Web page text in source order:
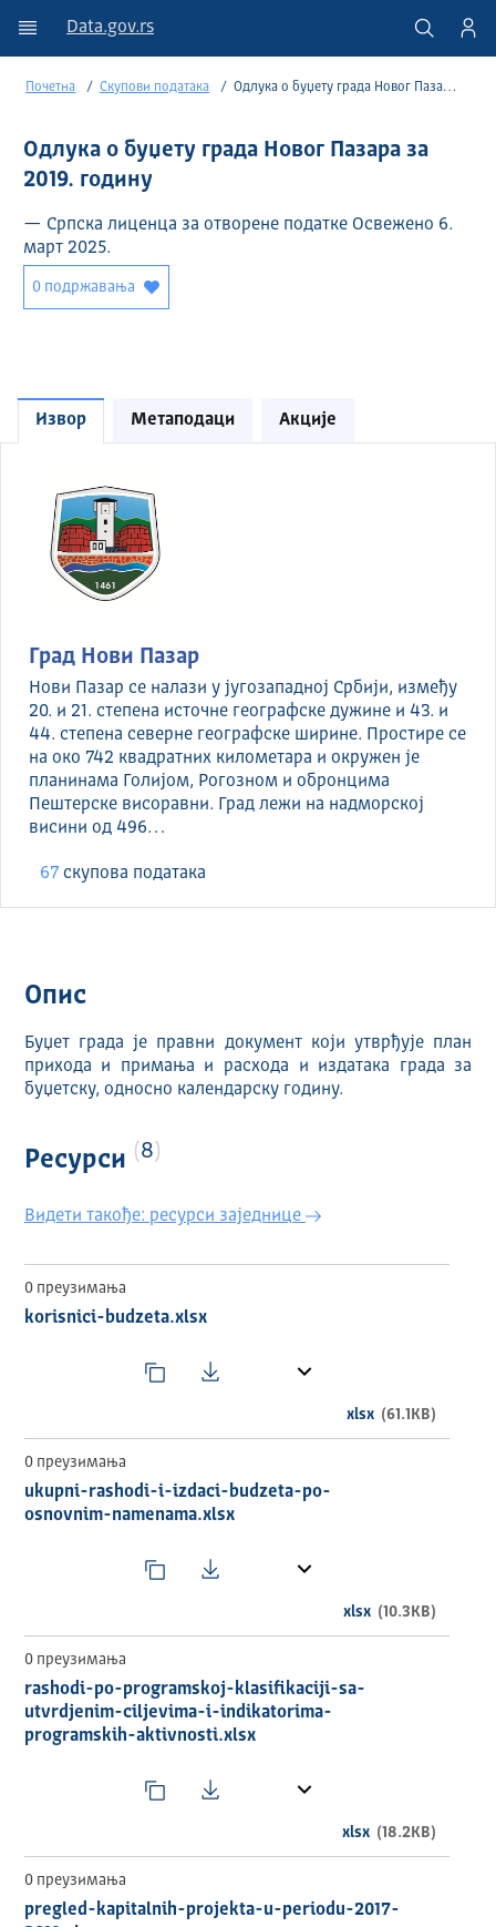
Data.gov.rs
Почетна Скупови података Одлука о буџету града Новог Пазара за 2019. годину
Одлука о буџету града Новог Пазара за
2019. годину
— Српска лиценца за отворене податке Освежено 6.
март 2025.
0 подржавања
Извор Метаподаци Акције
Град Нови Пазар
Нови Пазар се налази у југозападној Србији, између
20. и 21. степена источне географске дужине и 43. и
44. степена северне географске ширине. Простире се
на око 742 квадратних километара и окружен је
планинама Голијом, Рогозном и обронцима
Пештерске висоравни. Град лежи на надморској
висини од 496…
67 скуповa података
Опис
Буџет града је правни документ који утврђује план
прихода и примања и расхода и издатака града за
буџетску, односно календарску годину.
Ресурси 8
Видети такође: ресурси заједнице
0 преузимања
korisnici-budzeta.xlsx
xlsx (61.1KB)
0 преузимања
ukupni-rashodi-i-izdaci-budzeta-po-
osnovnim-namenama.xlsx
xlsx (10.3KB)
0 преузимања
rashodi-po-programskoj-klasifikaciji-sa-
utvrdjenim-ciljevima-i-indikatorima-
programskih-aktivnosti.xlsx
xlsx (18.2KB)
0 преузимања
pregled-kapitalnih-projekta-u-periodu-2017-